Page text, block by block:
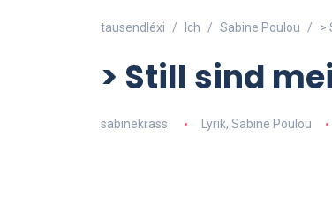
tausendléxi Ich Sabine Poulou >
> Still sind
sabinekrass Lyrik, Sabine Poulou